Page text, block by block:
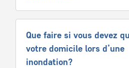
Que faire si vous devez
votre domicile lors d’une
inondation?